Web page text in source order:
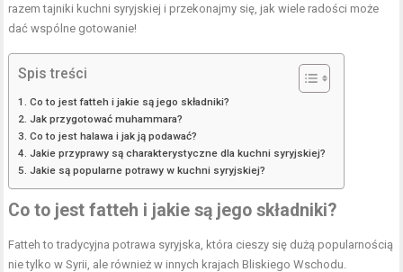
razem tajniki kuchni syryjskiej i przekonajmy się, jak wiele radości może
dać wspólne gotowanie!
Spis treści
Co to jest fatteh i jakie są jego składniki?
Jak przygotować muhammara?
Co to jest halawa i jak ją podawać?
Jakie przyprawy są charakterystyczne dla kuchni syryjskiej?
Jakie są popularne potrawy w kuchni syryjskiej?
Co to jest fatteh i jakie są jego składniki?
Fatteh to tradycyjna potrawa syryjska, która cieszy się dużą popularnością
nie tylko w Syrii, ale również w innych krajach Bliskiego Wschodu.